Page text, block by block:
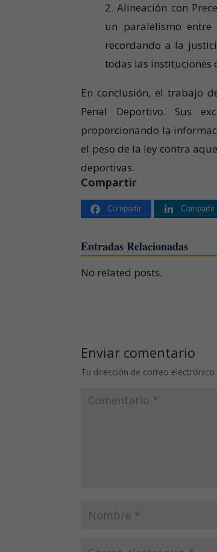
2. Alineación con
un paralelismo entre
recordando a la
todas las instituciones
En conclusión, el trabajo
Penal Deportivo. Sus
proporcionando la
el peso de la ley contra
deportivas.
Compartir
Compartir Compartir
Entradas Relacionadas
No related posts.
Enviar comentario
Tu dirección de correo electrónico